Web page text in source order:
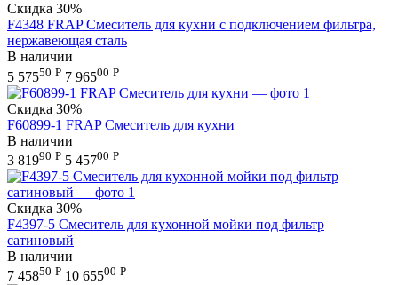
Скидка 30%
F4348 FRAP Смеситель для кухни с подключением фильтра,
нержавеющая сталь
В наличии
5 57550 Р 7 96500 Р
Скидка 30%
F60899-1 FRAP Смеситель для кухни
В наличии
3 81990 Р 5 45700 Р
Скидка 30%
F4397-5 Смеситель для кухонной мойки под фильтр
сатиновый
В наличии
7 45850 Р 10 65500 Р